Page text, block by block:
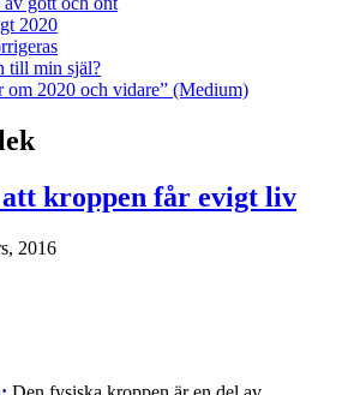
2020
till min själ?
om 2020 och vidare” (Medium)
kroppen får evigt liv
2016